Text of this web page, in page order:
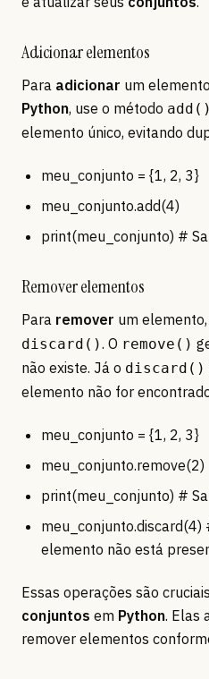
Adicionar elementos
Para adicionar um
Python, use o método add()
elemento único, evitando
meu_conjunto = {1, 2, 3}
meu_conjunto.add(4)
print(meu_conjunto) #
Remover elementos
Para remover um
discard(). O remove()
não existe. Já o discard()
elemento não for
meu_conjunto = {1, 2, 3}
meu_conjunto.remove(2)
print(meu_conjunto) #
meu_conjunto.discard(4)
elemento não está
Essas operações são
conjuntos em Python. Elas
remover elementos